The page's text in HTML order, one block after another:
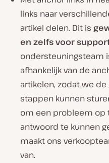
links naar
artikel delen. Dit is
en zelfs voor
ondersteuningsteam
afhankelijk van de
artikelen, zodat we
stappen kunnen
om een probleem op
antwoord te kunnen
maakt ons
van.